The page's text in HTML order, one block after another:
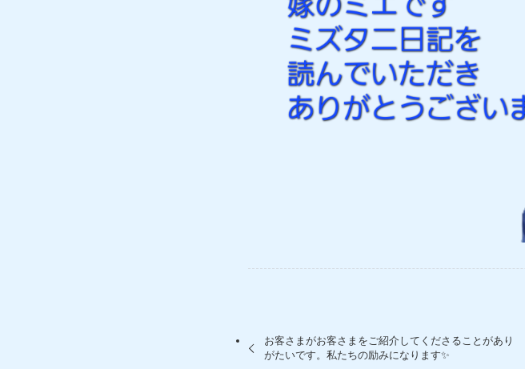
お客さまがお客さまをご紹介してくださることがあり
がたいです。私たちの励みになります✨